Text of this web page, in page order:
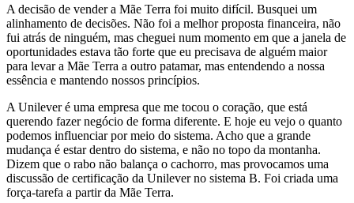
A decisão de vender a Mãe Terra foi muito difícil. Busquei um
alinhamento de decisões. Não foi a melhor proposta financeira, não
fui atrás de ninguém, mas cheguei num momento em que a janela de
oportunidades estava tão forte que eu precisava de alguém maior
para levar a Mãe Terra a outro patamar, mas entendendo a nossa
essência e mantendo nossos princípios.
A Unilever é uma empresa que me tocou o coração, que está
querendo fazer negócio de forma diferente. E hoje eu vejo o quanto
podemos influenciar por meio do sistema. Acho que a grande
mudança é estar dentro do sistema, e não no topo da montanha.
Dizem que o rabo não balança o cachorro, mas provocamos uma
discussão de certificação da Unilever no sistema B. Foi criada uma
força-tarefa a partir da Mãe Terra.